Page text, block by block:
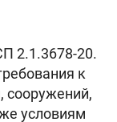
2.1.3678-20.
к
сооружений,
условиям